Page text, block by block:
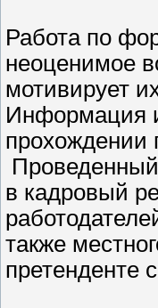
Работа по
неоценимое
мотивирует
Информация
прохождении
в кадровый
также
претенденте